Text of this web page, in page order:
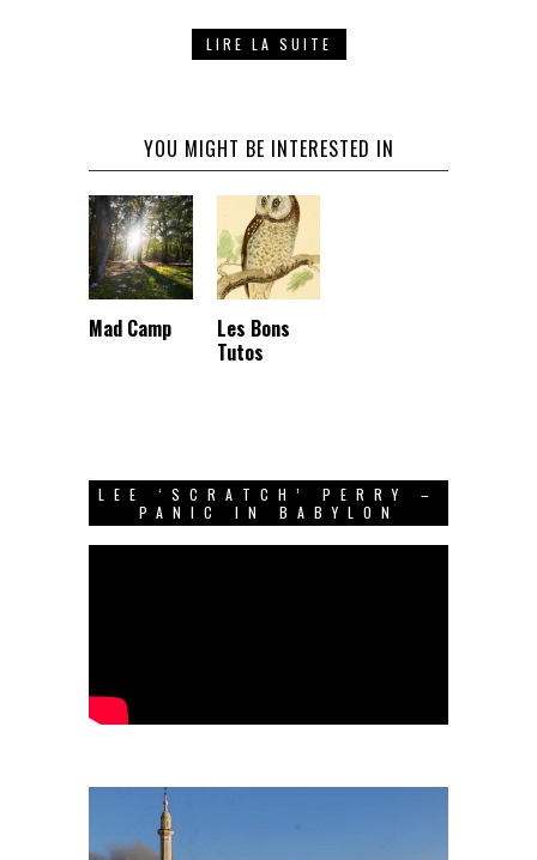
LIRE LA SUITE
YOU MIGHT BE INTERESTED IN
Mad Camp
Les Bons
Tutos
LEE ‘SCRATCH’ PERRY –
PANIC IN BABYLON